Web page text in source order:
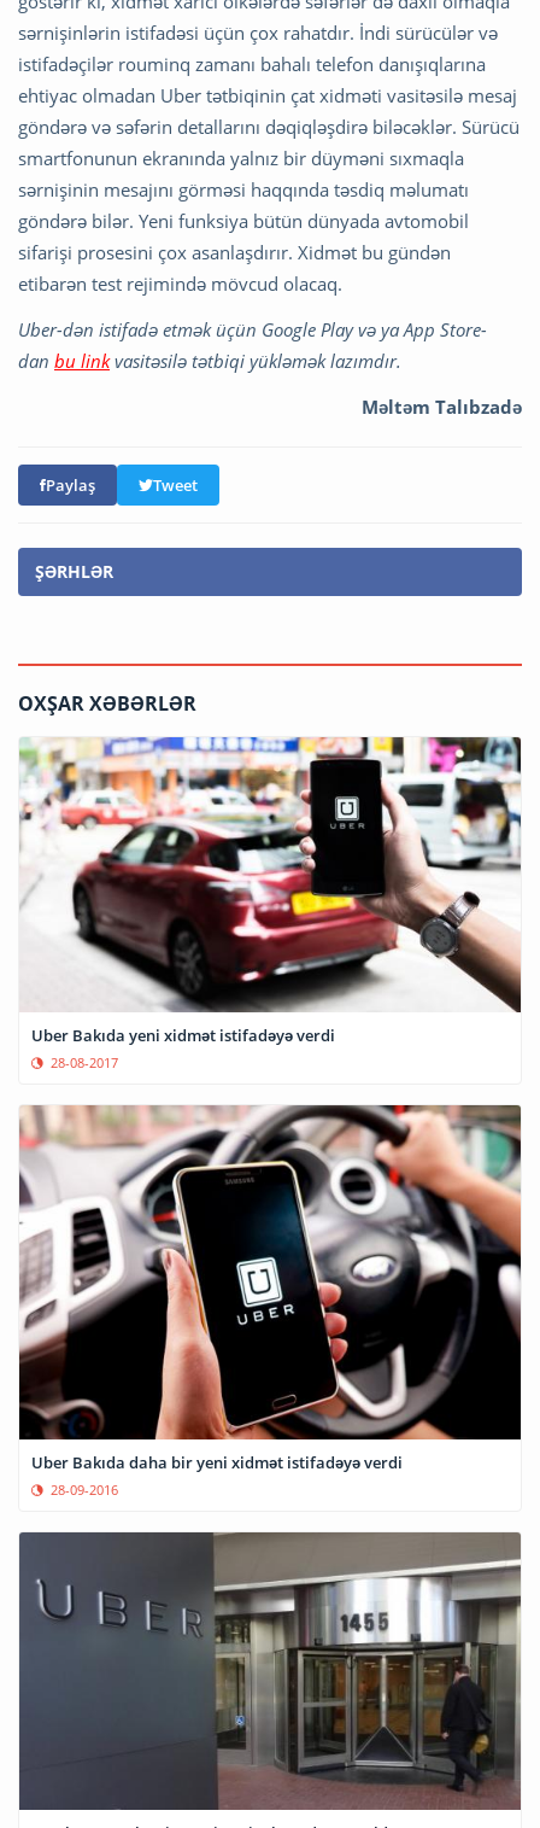
sərnişinlərin istifadəsi üçün çox rahatdır. İndi sürücülər və
istifadəçilər rouminq zamanı bahalı telefon danışıqlarına
ehtiyac olmadan Uber tətbiqinin çat xidməti vasitəsilə mesaj
göndərə və səfərin detallarını dəqiqləşdirə biləcəklər. Sürücü
smartfonunun ekranında yalnız bir düyməni sıxmaqla
sərnişinin mesajını görməsi haqqında təsdiq məlumatı
göndərə bilər. Yeni funksiya bütün dünyada avtomobil
sifarişi prosesini çox asanlaşdırır. Xidmət bu gündən
etibarən test rejimində mövcud olacaq.
Uber-dən istifadə etmək üçün Google Play və ya App Store-
dan bu linkvasitəsilə tətbiqi yükləmək lazımdır.
Məltəm Talıbzadə
Paylaş Tweet
ŞƏRHLƏR
OXŞAR XƏBƏRLƏR
Uber Bakıda yeni xidmət istifadəyə verdi
28-08-2017
Uber Bakıda daha bir yeni xidmət istifadəyə verdi
28-09-2016